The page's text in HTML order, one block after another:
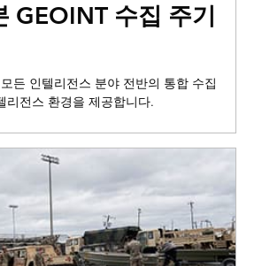
GEOINT 수집 주기
든 인텔리전스 분야 전반의 통합 수집
리전스 환경을 제공합니다.